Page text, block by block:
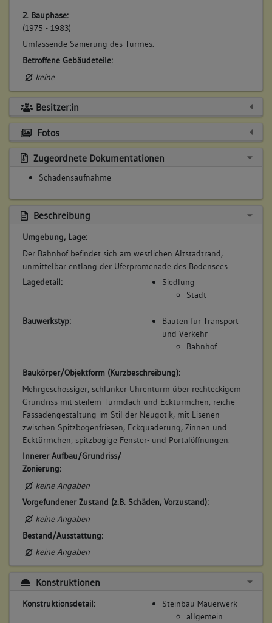
2. Bauphase:
(1975 - 1983)
Umfassende Sanierung des Turmes.
Betroffene Gebäudeteile:
keine
Besitzer:in
Fotos
Zugeordnete Dokumentationen
Schadensaufnahme
Beschreibung
Umgebung, Lage:
Der Bahnhof befindet sich am westlichen Altstadtrand,
unmittelbar entlang der Uferpromenade des Bodensees.
Lagedetail:
Siedlung
Stadt
Bauwerkstyp:
Bauten für Transport
und Verkehr
Bahnhof
Baukörper/Objektform (Kurzbeschreibung):
Mehrgeschossiger, schlanker Uhrenturm über rechteckigem
Grundriss mit steilem Turmdach und Ecktürmchen, reiche
Fassadengestaltung im Stil der Neugotik, mit Lisenen
zwischen Spitzbogenfriesen, Eckquaderung, Zinnen und
Ecktürmchen, spitzbogige Fenster- und Portalöffnungen.
Innerer Aufbau/Grundriss/
Zonierung:
keine Angaben
Vorgefundener Zustand (z.B. Schäden, Vorzustand):
keine Angaben
Bestand/Ausstattung:
keine Angaben
Konstruktionen
Konstruktionsdetail:
Steinbau Mauerwerk
allgemein